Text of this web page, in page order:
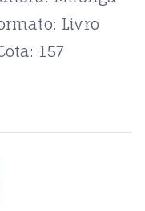
Livro
157